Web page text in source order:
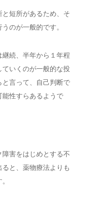
短所があるため、そ
のが一般的です。
続、半年から１年程
いくのが一般的な投
言って、自己判断で
性すらあるようで
害をはじめとする不
と、薬物療法よりも